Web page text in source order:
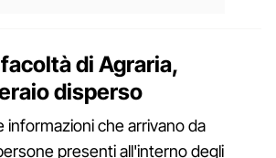
di Agraria,
disperso
informazioni che arrivano da
presenti all'interno degli